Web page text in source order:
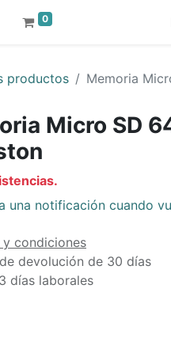
0
productos Memoria
Micro SD
una notificación cuando
y condiciones
devolución de 30 días
días laborales